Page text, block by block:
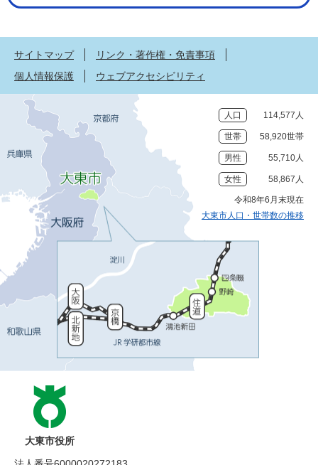
サイトマップ
リンク・著作権・免責事項
個人情報保護
ウェブアクセシビリティ
人口 114,577人
世帯 58,920世帯
男性 55,710人
女性 58,867人
令和8年6月末現在
大東市人口・世帯数の推移
大東市役所